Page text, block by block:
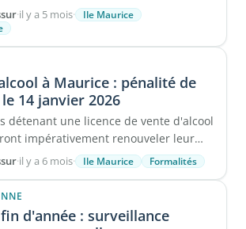
·il y a 5 mois·
Ile Maurice
à Maurice : pénalité de
14 janvier 2026
détenant une licence de vente d'alcool
impérativement renouveler leur
...
·il y a 6 mois· Ile Maurice Formalités
d'année : surveillance